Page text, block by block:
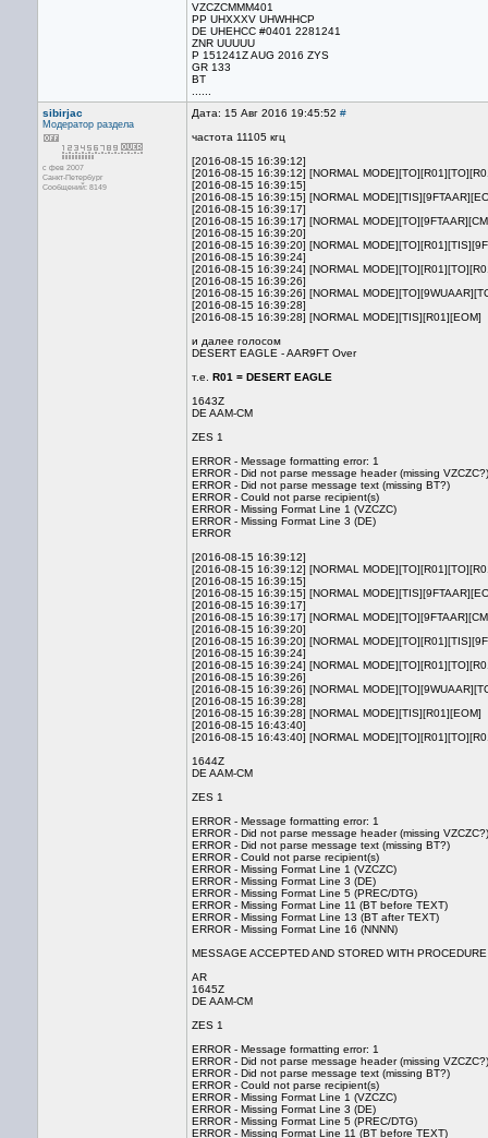
VZCZCMMM401
PP UHXXXV UHWHHCP
DE UHEHCC #0401 2281241
ZNR UUUUU
P 151241Z AUG 2016 ZYS
GR 133
BT
sibirjac
Модератор раздела
с фев 2007
Санкт-Петербург
Сообщений: 8149
Дата: 15 Авг 2016 19:45:52 #
частота 11105 кгц
[2016-08-15 16:39:12]
[2016-08-15 16:39:12] [NORMAL
[2016-08-15 16:39:15]
[2016-08-15 16:39:15] [NORMAL
[2016-08-15 16:39:17]
[2016-08-15 16:39:17] [NORMAL
[2016-08-15 16:39:20]
[2016-08-15 16:39:20] [NORMAL
[2016-08-15 16:39:24]
[2016-08-15 16:39:24] [NORMAL
[2016-08-15 16:39:26]
[2016-08-15 16:39:26] [NORMAL
[2016-08-15 16:39:28]
[2016-08-15 16:39:28] [NORMAL MODE][TIS][R01][EOM]
и далее голосом
DESERT EAGLE - AAR9FT Over
т.е. R01 = DESERT EAGLE
1643Z
DE AAM-CM
ZES 1
ERROR - Message formatting error: 1
ERROR - Did not parse message header (missing VZCZC?)
ERROR - Did not parse message text (missing BT?)
ERROR - Could not parse recipient(s)
ERROR - Missing Format Line 1 (VZCZC)
ERROR - Missing Format Line 3 (DE)
ERROR
[2016-08-15 16:39:12]
[2016-08-15 16:39:12] [NORMAL
[2016-08-15 16:39:15]
[2016-08-15 16:39:15] [NORMAL
[2016-08-15 16:39:17]
[2016-08-15 16:39:17] [NORMAL
[2016-08-15 16:39:20]
[2016-08-15 16:39:20] [NORMAL
[2016-08-15 16:39:24]
[2016-08-15 16:39:24] [NORMAL
[2016-08-15 16:39:26]
[2016-08-15 16:39:26] [NORMAL
[2016-08-15 16:39:28]
[2016-08-15 16:39:28] [NORMAL MODE][TIS][R01][EOM]
[2016-08-15 16:43:40]
[2016-08-15 16:43:40] [NORMAL
1644Z
DE AAM-CM
ZES 1
ERROR - Message formatting error: 1
ERROR - Did not parse message header (missing VZCZC?)
ERROR - Did not parse message text (missing BT?)
ERROR - Could not parse recipient(s)
ERROR - Missing Format Line 1 (VZCZC)
ERROR - Missing Format Line 3 (DE)
ERROR - Missing Format Line 5 (PREC/DTG)
ERROR - Missing Format Line 11 (BT before TEXT)
ERROR - Missing Format Line 13 (BT after TEXT)
ERROR - Missing Format Line 16 (NNNN)
MESSAGE ACCEPTED AND STORED WITH
AR
1645Z
DE AAM-CM
ZES 1
ERROR - Message formatting error: 1
ERROR - Did not parse message header (missing VZCZC?)
ERROR - Did not parse message text (missing BT?)
ERROR - Could not parse recipient(s)
ERROR - Missing Format Line 1 (VZCZC)
ERROR - Missing Format Line 3 (DE)
ERROR - Missing Format Line 5 (PREC/DTG)
ERROR - Missing Format Line 11 (BT before TEXT)